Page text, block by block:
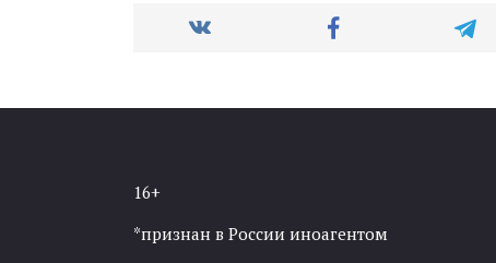
16+
*признан в России иноагентом